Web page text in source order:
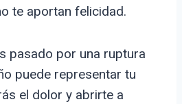
te aportan felicidad.
pasado por una ruptura
puede representar tu
el dolor y abrirte a